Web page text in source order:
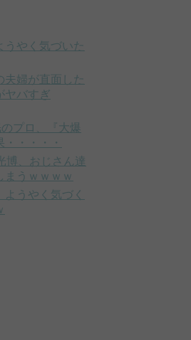
うやく気づいた
夫婦が直面した
ヤバすぎ
プロ、『大爆
・・・・
博、おじさん達
まうｗｗｗｗ
ようやく気づく